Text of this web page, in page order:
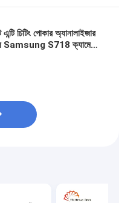
চিটিং পোকার অ্যানালাইজার
Samsung S718 ক্যামেরা